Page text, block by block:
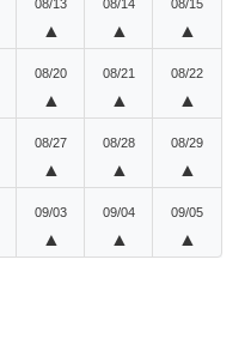
08/13
▲
08/14
▲
08/15
▲
08/20
▲
08/21
▲
08/22
▲
08/27
▲
08/28
▲
08/29
▲
09/03
▲
09/04
▲
09/05
▲